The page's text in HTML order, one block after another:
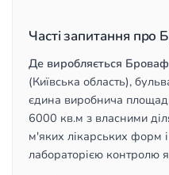
Часті запитання про
Де виробляється
(Київська область),
єдина виробнича
6000 кв.м з власними
м'яких лікарських форм
лабораторією контролю